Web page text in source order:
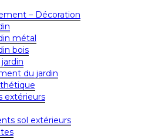
– Décoration
métal
bois
du jardin
extérieurs
sol extérieurs